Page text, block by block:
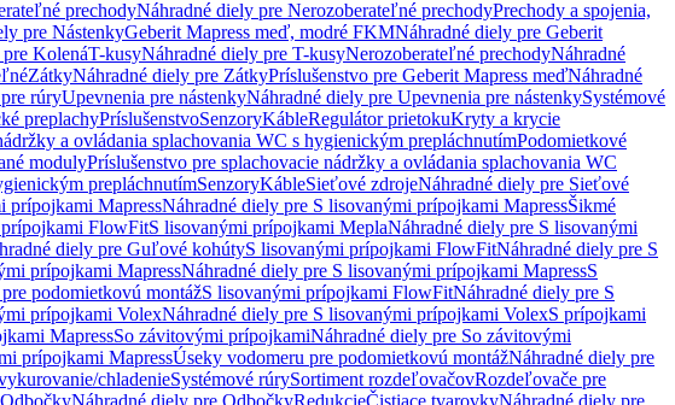
prechodyNáhradné diely pre Nerozoberateľné prechodyPrechody a spojenia,
pre NástenkyGeberit Mapress meď, modré FKMNáhradné diely pre Geberit
KolenáT-kusyNáhradné diely pre T-kusyNerozoberateľné prechodyNáhradné
ZátkyNáhradné diely pre ZátkyPríslušenstvo pre Geberit Mapress meďNáhradné
rúryUpevnenia pre nástenkyNáhradné diely pre Upevnenia pre nástenkySystémové
preplachyPríslušenstvoSenzoryKábleRegulátor prietokuKryty a krycie
a ovládania splachovania WC s hygienickým prepláchnutímPodomietkové
modulyPríslušenstvo pre splachovacie nádržky a ovládania splachovania WC
prepláchnutímSenzoryKábleSieťové zdrojeNáhradné diely pre Sieťové
prípojkami MapressNáhradné diely pre S lisovanými prípojkami MapressŠikmé
FlowFitS lisovanými prípojkami MeplaNáhradné diely pre S lisovanými
diely pre Guľové kohútyS lisovanými prípojkami FlowFitNáhradné diely pre S
prípojkami MapressNáhradné diely pre S lisovanými prípojkami MapressS
podomietkovú montážS lisovanými prípojkami FlowFitNáhradné diely pre S
prípojkami VolexNáhradné diely pre S lisovanými prípojkami VolexS prípojkami
MapressSo závitovými prípojkamiNáhradné diely pre So závitovými
prípojkami MapressÚseky vodomeru pre podomietkovú montážNáhradné diely pre
chladenieSystémové rúrySortiment rozdeľovačovRozdeľovače pre
OdbočkyNáhradné diely pre OdbočkyRedukcieČistiace tvarovkyNáhradné diely pre